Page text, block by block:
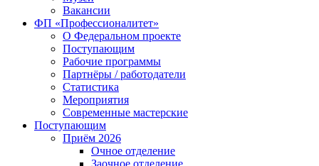
Вакансии
ФП «Профессионалитет»
О Федеральном проекте
Поступающим
Рабочие программы
Партнёры / работодатели
Статистика
Мероприятия
Современные мастерские
Поступающим
Приём 2026
Очное отделение
Заочное отделение